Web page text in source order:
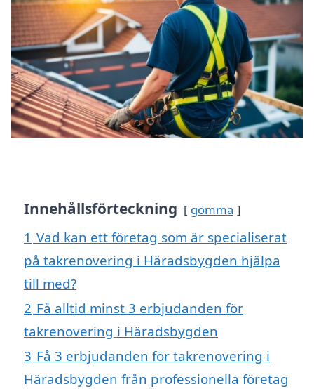
Innehållsförteckning gömma
1 Vad kan ett företag som är specialiserat
på takrenovering i Häradsbygden hjälpa
till med?
2 Få alltid minst 3 erbjudanden för
takrenovering i Häradsbygden
3 Få 3 erbjudanden för takrenovering i
Häradsbygden från professionella företag